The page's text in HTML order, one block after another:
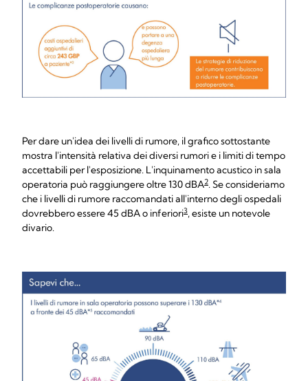
Per dare un'idea dei livelli di rumore, il grafico sottostante
mostra l'intensità relativa dei diversi rumori e i limiti di tempo
accettabili per l'esposizione. L'inquinamento acustico in sala
operatoria può raggiungere oltre 130 dBA2. Se consideriamo
che i livelli di rumore raccomandati all'interno degli ospedali
dovrebbero essere 45 dBA o inferiori3, esiste un notevole
divario.